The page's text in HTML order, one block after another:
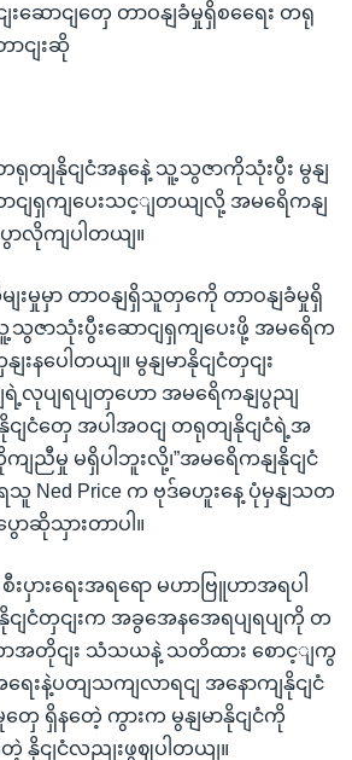
းဆောငျတှေ တာဝနျခံမှုရှိစရေေး တရု
ငျးဆို
တရုတျနိုငျငံအနနေဲ့ သူ့သွဇာကိုသုံးပွီး မွနျ
ာငျရှကျပေးသင့ျတယျလို့ အမရေိကနျ
ောလိုကျပါတယျ။
ျးမှုမှာ တာဝနျရှိသူတှကေို တာဝနျခံမှုရှိ
ဇာသုံးပွီးဆောငျရှကျပေးဖို့ အမရေိက
နပေါတယျ။ မွနျမာနိုငျငံတှငျး
လုပျရပျတှဟော အမရေိကနျပွညျ
ငျငံတှေ အပါအဝငျ တရုတျနိုငျငံရဲ့အ
ကျညီမှု မရှိပါဘူးလို့၊”အမရေိကနျနိုငျငံ
ရသူ Ned Price က ဗုဒ်ဓဟူးနေ့ ပုံမှနျသတ
ပွောဆိုသှားတာပါ။
ပှားရေးအရရော မဟာဗြူဟာအရပါ
ငျငံတှငျးက အခွအေနအေရပျရပျကို တ
ာအတိုငျး သံသယနဲ့ သတိထား စောင့ျကွ
းနဲ့ပတျသကျလာရငျ အနောကျနိုငျငံ
ေ ရှိနတေဲ့ ကွားက မွနျမာနိုငျငံကို
နိုငျငံလညျးဖွဈပါတယျ။